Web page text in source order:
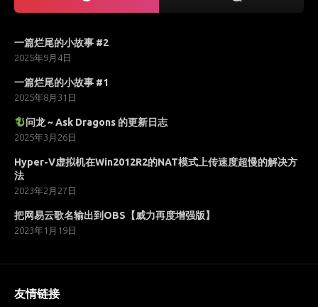
一篇烂尾的小故事 #2
2025年9月4日
一篇烂尾的小故事 #1
2025年8月31日
问龙 ~ Ask Dragons 的更新日志
2025年3月26日
Hyper-V虚拟机在Win2012R2的NAT模式上传速度超慢的解决方
法
2023年2月27日
把网易云歌名输出到OBS【威力再度增强版】
2023年1月19日
友情链接